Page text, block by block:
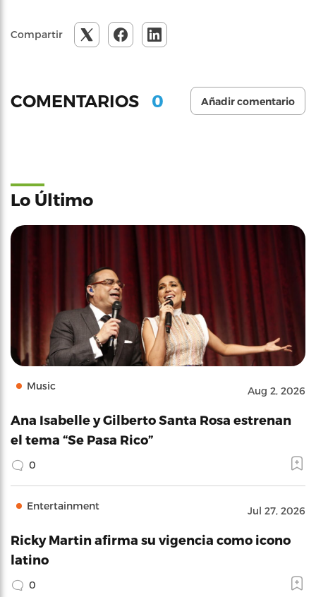
Compartir
COMENTARIOS 0 Añadir comentario
Lo Último
Music Aug 2, 2026
Ana Isabelle y Gilberto Santa Rosa estrenan
el tema “Se Pasa Rico”
0
Entertainment Jul 27, 2026
Ricky Martin afirma su vigencia como icono
latino
0